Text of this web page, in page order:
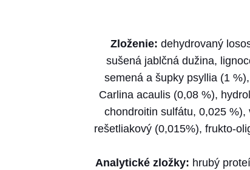
Zloženie: dehydrovaný
sušená jablčná dužina,
semená a šupky psyllia (1
Carlina acaulis (0,08 %),
chondroitin sulfátu, 0,025
rešetliakový (0,015%), frukto-
Analytické zložky: hrubý